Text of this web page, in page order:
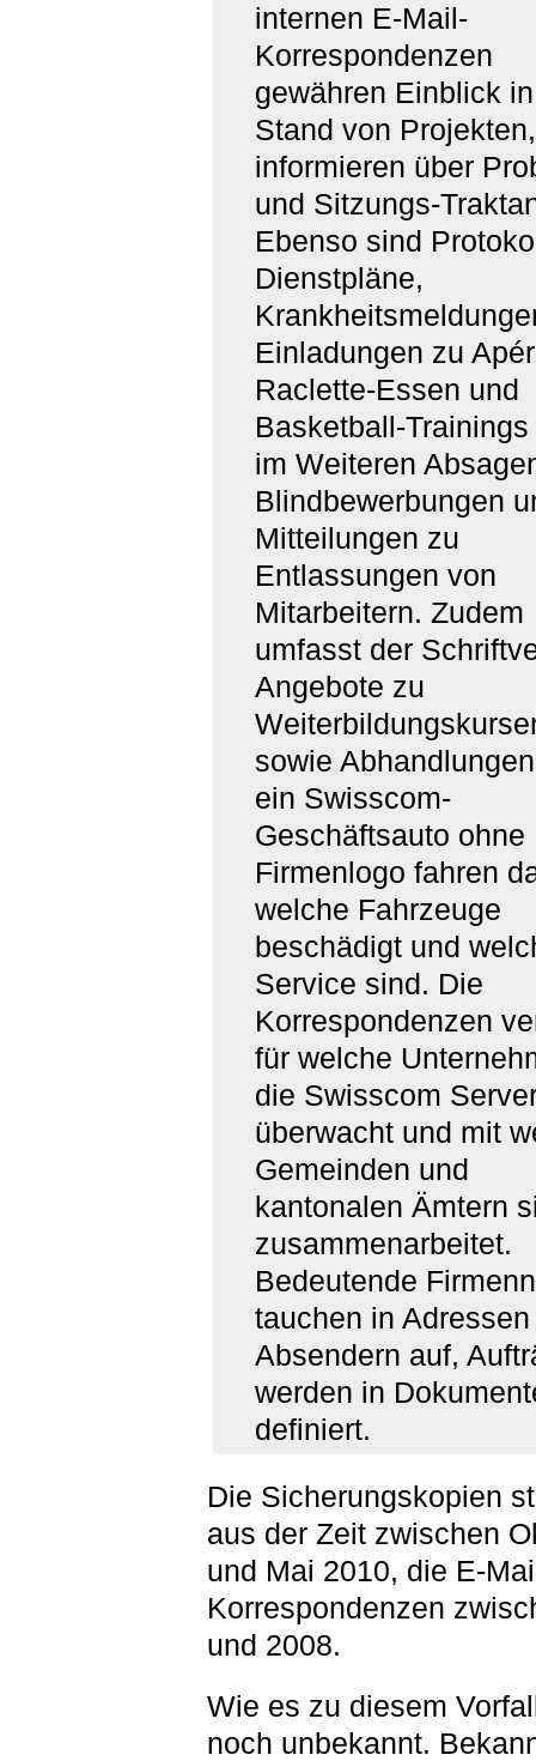
internen E-Mail-
Korrespondenzen
gewähren Einblick
Stand von Projekten,
informieren über
und Sitzungs-
Ebenso sind
Dienstpläne,
Einladungen zu
Raclette-Essen und
Basketball-
im Weiteren
Blindbewerbungen
Mitteilungen zu
Entlassungen von
Mitarbeitern. Zudem
umfasst der
Angebote zu
sowie
ein Swisscom-
Geschäftsauto ohne
Firmenlogo fahren
welche Fahrzeuge
beschädigt und
Service sind. Die
Korrespondenzen
für welche
die Swisscom
überwacht und mit
Gemeinden und
kantonalen Ämtern
zusammenarbeitet.
Bedeutende
tauchen in
Absendern auf,
werden in
definiert.
Die Sicherungskopien
aus der Zeit zwischen
und Mai 2010, die E-
Korrespondenzen
und 2008.
Wie es zu diesem
noch unbekannt.